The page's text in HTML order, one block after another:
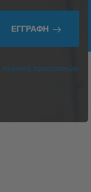
ΕΓΓΡΑΦΉ
πολιτική προσωπικών